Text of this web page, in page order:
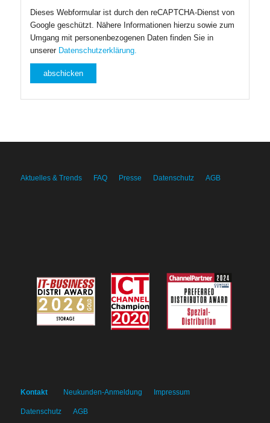
Dieses Webformular ist durch den reCAPTCHA-Dienst von
Google geschützt. Nähere Informationen hierzu sowie zum
Umgang mit personenbezogenen Daten finden Sie in
unserer Datenschutzerklärung.
Aktuelles & Trends FAQ Presse Datenschutz AGB
Kontakt Neukunden-Anmeldung Impressum
Datenschutz AGB